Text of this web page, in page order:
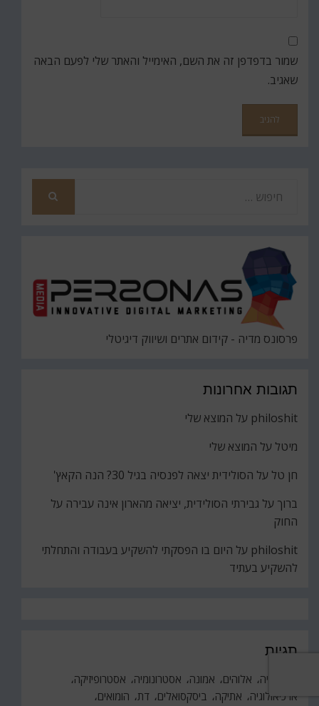
שמור בדפדפן זה את השם, האימייל והאתר שלי לפעם הבאה
שאגיב.
פרסונס מדיה - קידום אתרים ושיווק דיגיטלי
תגובות אחרונות
philoshit על המוצא שלי
מיטל על המוצא שלי
חן טל על הסולידית יצאה לפנסיה בגיל 30? הנה הקאץ'
ברוך על גבירתי הסולידית, יציאה מהארון אינה עבירה על
החוק
philoshit על היום בו הפסקתי להשקיע בעבודה והתחלתי
להשקיע בעתיד
תגיות
אבולוציה אלוהים אמונה אסטרונומיה
אסטרופיזיקה
ארכיאולוגיה
אתיקה ביסקסואלים דת הומואים